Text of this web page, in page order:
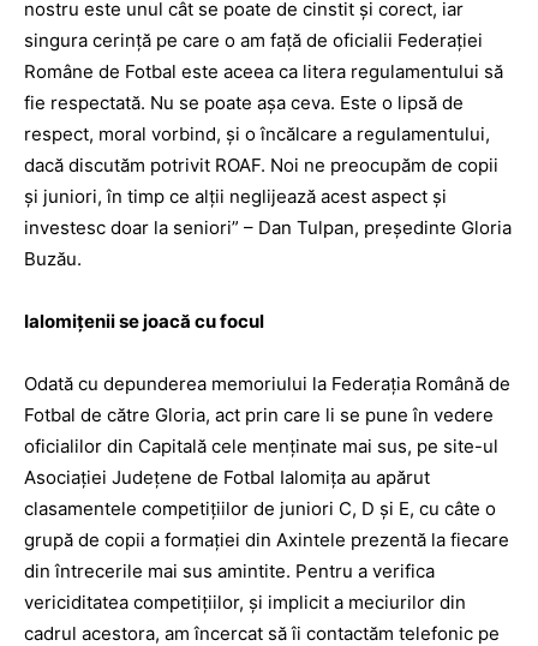
nostru este unul cât se poate de cinstit şi corect, iar
singura cerinţă pe care o am faţă de oficialii Federaţiei
Române de Fotbal este aceea ca litera re­gulamentului să
fie respectată. Nu se poate aşa ceva. Este o lipsă de
respect, moral vorbind, şi o încălcare a regulamentului,
dacă discutăm potrivit ROAF. Noi ne preocupăm de copii
şi juniori, în timp ce alţii neglijează acest aspect şi
investesc doar la seniori” – Dan Tulpan, preşedinte Gloria
Buzău.
Ialomiţenii se joacă cu focul
Odată cu depunderea memo­riului la Federaţia Română de
Fotbal de către Gloria, act prin care li se pune în vedere
oficialilor din Capitală cele menţinate mai sus, pe site-ul
Asociaţiei Judeţene de Fotbal Ialomiţa au apărut
clasamentele competiţiilor de juniori C, D şi E, cu câte o
grupă de copii a formaţiei din Axintele prezentă la fiecare
din întrece­rile mai sus amintite. Pentru a verifica
vericiditatea competiţiilor, şi implicit a meciurilor din
cadrul acestora, am încercat să îi contactăm telefonic pe